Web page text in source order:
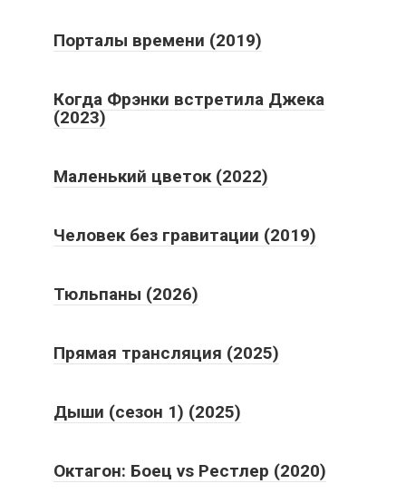
Порталы времени (2019)
Когда Фрэнки встретила Джека
(2023)
Маленький цветок (2022)
Человек без гравитации (2019)
Тюльпаны (2026)
Прямая трансляция (2025)
Дыши (сезон 1) (2025)
Октагон: Боец vs Рестлер (2020)